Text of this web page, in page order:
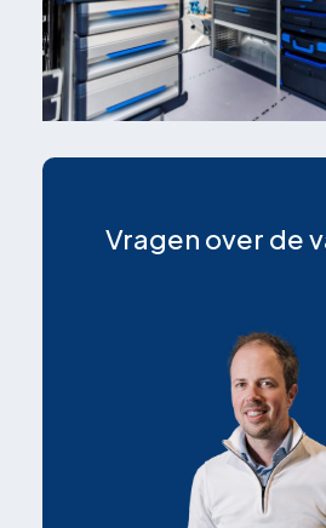
Vragen over de